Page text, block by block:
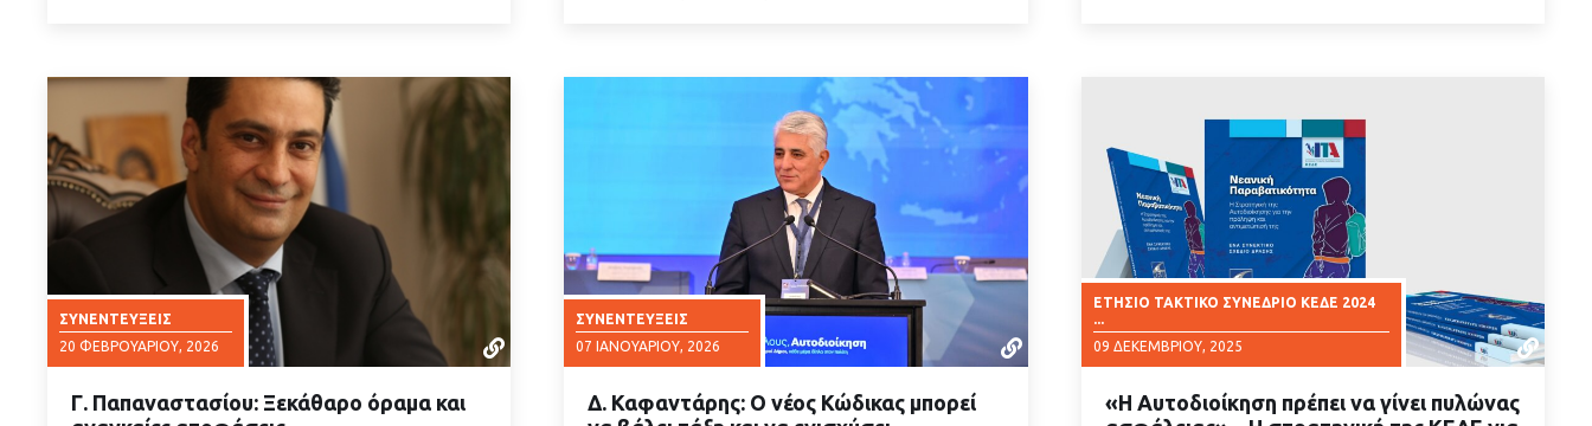
ΣΥΝΕΝΤΕΎΞΕΙΣ
20 ΦΕΒΡΟΥΑΡΊΟΥ, 2026
Γ. Παπαναστασίου: Ξεκάθαρο όραμα και
ΣΥΝΕΝΤΕΎΞΕΙΣ
07 ΙΑΝΟΥΑΡΊΟΥ, 2026
Δ. Καφαντάρης: Ο νέος Κώδικας μπορεί
ΕΤΗΣΙΟ ΤΑΚΤΙΚΟ ΣΥΝΕΔΡΙΟ ΚΕΔΕ 2024
...
09 ΔΕΚΕΜΒΡΊΟΥ, 2025
«Η Αυτοδιοίκηση πρέπει να γίνει πυλώνας